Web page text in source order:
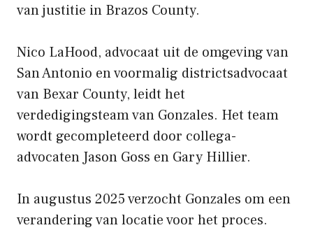
van justitie in Brazos County.
Nico LaHood, advocaat uit de omgeving van
San Antonio en voormalig districtsadvocaat
van Bexar County, leidt het
verdedigingsteam van Gonzales. Het team
wordt gecompleteerd door collega-
advocaten Jason Goss en Gary Hillier.
In augustus 2025 verzocht Gonzales om een ​​
verandering van locatie voor het proces.